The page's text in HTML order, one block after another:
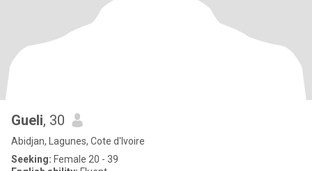
Gueli, 30
Abidjan, Lagunes, Cote d'Ivoire
Seeking: Female 20 - 39